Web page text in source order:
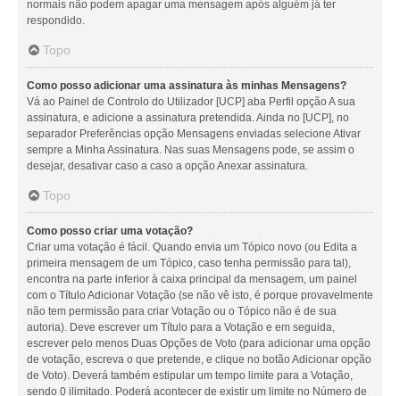
normais não podem apagar uma mensagem após alguém já ter
respondido.
Topo
Como posso adicionar uma assinatura às minhas Mensagens?
Vá ao Painel de Controlo do Utilizador [UCP] aba Perfil opção A sua
assinatura, e adicione a assinatura pretendida. Ainda no [UCP], no
separador Preferências opção Mensagens enviadas selecione Ativar
sempre a Minha Assinatura. Nas suas Mensagens pode, se assim o
desejar, desativar caso a caso a opção Anexar assinatura.
Topo
Como posso criar uma votação?
Criar uma votação é fácil. Quando envia um Tópico novo (ou Edita a
primeira mensagem de um Tópico, caso tenha permissão para tal),
encontra na parte inferior à caixa principal da mensagem, um painel
com o Título Adicionar Votação (se não vê isto, é porque provavelmente
não tem permissão para criar Votação ou o Tópico não é de sua
autoria). Deve escrever um Título para a Votação e em seguida,
escrever pelo menos Duas Opções de Voto (para adicionar uma opção
de votação, escreva o que pretende, e clique no botão Adicionar opção
de Voto). Deverá também estipular um tempo limite para a Votação,
sendo 0 ilimitado. Poderá acontecer de existir um limite no Número de